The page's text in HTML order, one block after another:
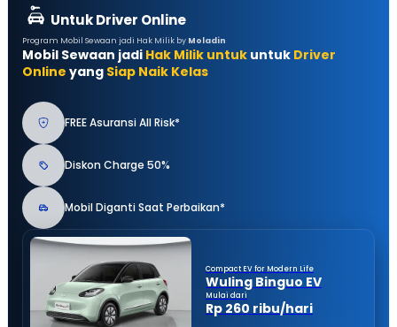
Untuk Driver Online
Program Mobil Sewaan jadi Hak Milik by Moladin
Mobil Sewaan jadi Hak Milik untuk untuk Driver
Online yang Siap Naik Kelas
FREE Asuransi All Risk*
Diskon Charge 50%
Mobil Diganti Saat Perbaikan*
Compact EV for Modern Life
Wuling Binguo EV
Mulai dari
Rp 260 ribu/hari